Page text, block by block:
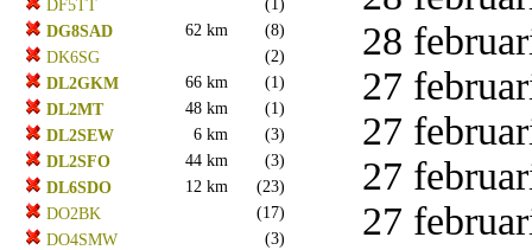
DF5TT
(1)
DG8SAD
62 km
(8)
DK6SG
(2)
DL2GKM
66 km
(1)
DL2MT
48 km
(1)
DL2SEW
6 km
(3)
DL2SFO
44 km
(3)
DL6SDO
12 km
(23)
DO2BK
(17)
DO4SMW
(3)
28
27
27
27
27